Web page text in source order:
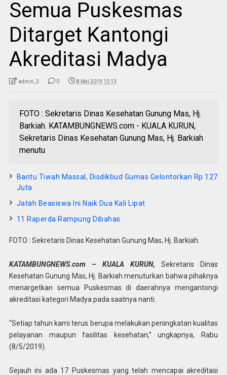
Semua Puskesmas
Ditarget Kantongi
Akreditasi Madya
admin_3 0 8 Mei 2019 13:13
FOTO : Sekretaris Dinas Kesehatan Gunung Mas, Hj.
Barkiah. KATAMBUNGNEWS.com - KUALA KURUN,
Sekretaris Dinas Kesehatan Gunung Mas, Hj. Barkiah
menutu
Bantu Tiwah Massal, Disdikbud Gumas Gelontorkan Rp 127
Juta
Jatah Beasiswa Ini Naik Dua Kali Lipat
11 Raperda Rampung Dibahas
FOTO : Sekretaris Dinas Kesehatan Gunung Mas, Hj. Barkiah.
KATAMBUNGNEWS.com – KUALA KURUN,
Sekretaris Dinas
Kesehatan Gunung Mas, Hj. Barkiah menuturkan bahwa pihaknya
menargetkan semua Puskesmas di daerahnya mengantongi
akreditasi kategori Madya pada saatnya nanti.
“Setiap tahun kami terus berupa melakukan peningkatan kualitas
pelayanan maupun fasilitas kesehatan,” ungkapnya, Rabu
(8/5/2019).
Sejauh ini ada 17 Puskesmas yang telah mencapai akreditasi